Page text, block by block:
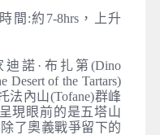
間:約7-8hrs，上升
諾·布扎第(Dino
of the Tartars)
法內山(Tofane)群峰
現眼前的是五塔山
了奧義戰爭留下的